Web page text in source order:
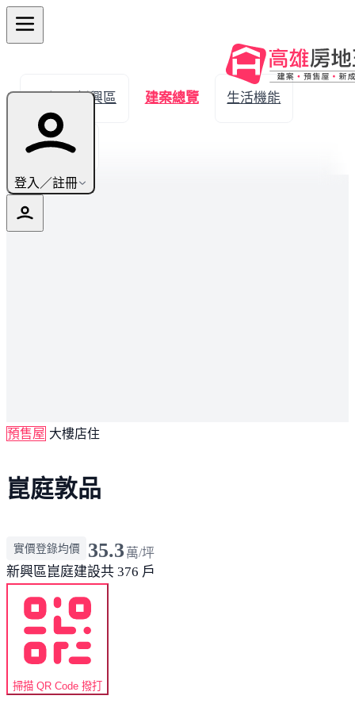
登入／註冊
← 返回新興區 建案總覽 生活機能
實價登錄
預售屋 大樓店住
崑庭敦品
實價登錄均價 35.3 萬/坪
新興區崑庭建設共 376 戶
掃描 QR Code 撥打